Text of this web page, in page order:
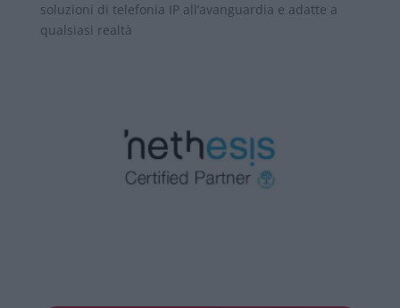
soluzioni di telefonia IP all’avanguardia e adatte a
qualsiasi realtà